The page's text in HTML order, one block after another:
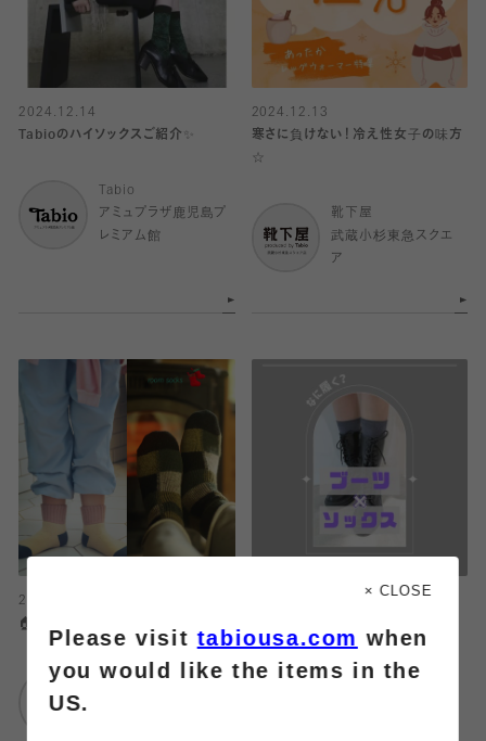
2024.12.14
Tabioのハイソックスご紹介✨
Tabio
アミュプラザ鹿児島プ
レミアム館
2024.12.13
寒さに負けない！冷え性女子の味方
☆
靴下屋
武蔵小杉東急スクエ
ア
2024.12.13
🏠 room socks 🏠
Tabio
下！ 』』
× CLOSE
Please visittabiousa.com when
you would like the items in the
US.